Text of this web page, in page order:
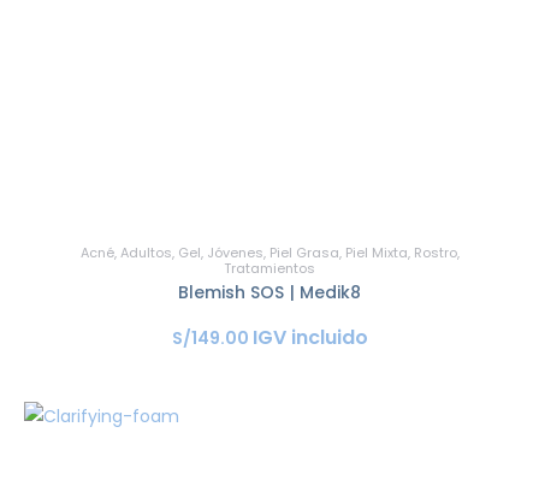
Acné,Adultos, Gel, Jóvenes, Piel Grasa, Piel Mixta, Rostro,
Tratamientos
Blemish SOS | Medik8
S/149.00 IGV incluido